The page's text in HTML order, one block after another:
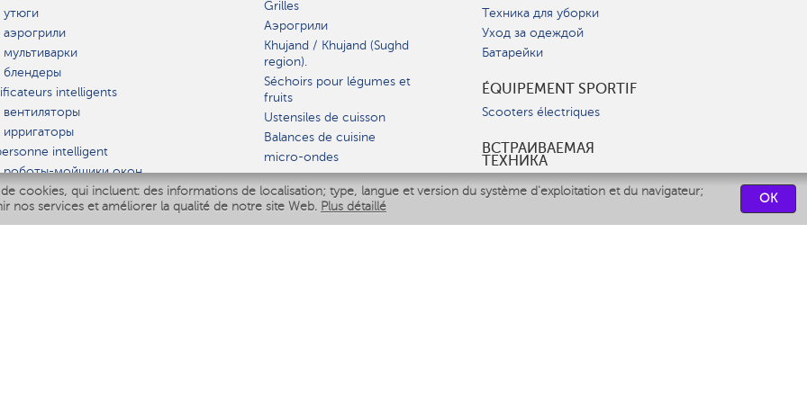
cookies, qui incluent: des informations de localisation; type, langue et version du système d'exploitation et du navigateur;
nos services et améliorer la qualité de notre site Web. Plus détaillé
OK
intelligents
intelligent
роботы-мойщики окон
intelligent
IQ Home
Grilles
Аэрогрили
Khujand / Khujand (Sughd
region).
Séchoirs pour légumes et
fruits
Ustensiles de cuisson
Balances de cuisine
micro-ondes
VAISSELLE
Техника для уборки
Уход за одеждой
Батарейки
ÉQUIPEMENT SPORTIF
Scooters électriques
ВСТРАИВАЕМАЯ
ТЕХНИКА
Вытяжки
Духовые шкафы